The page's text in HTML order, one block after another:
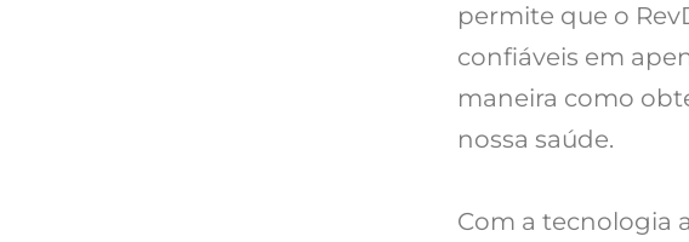
permite que o
confiáveis ​​em
maneira como
nossa saúde.
Com a tecnologia